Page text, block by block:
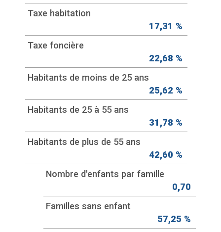
Taxe habitation
17,31 %
Taxe foncière
22,68 %
Habitants de moins de 25 ans
25,62 %
Habitants de 25 à 55 ans
31,78 %
Habitants de plus de 55 ans
42,60 %
Nombre d'enfants par famille
0,70
Familles sans enfant
57,25 %